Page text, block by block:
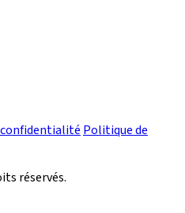
Politique de
réservés.